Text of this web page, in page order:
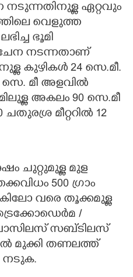
നടുന്നതിനുള്ള ഏറ്റവും
വെളുത്ത
ഭൂമി
നടന്നതാണ്
കുഴികൾ 24 സെ.മീ.
സെ. മീ അളവിൽ
അകലം 90 സെ.മീ
മീറ്ററിൽ 12
ചുറ്റുമുള്ള മുള
500 ഗ്രാം
വരെ തൂക്കമുള്ള
/
സബ്ടിലസ്
മുക്കി തണലത്ത്
നടുക.